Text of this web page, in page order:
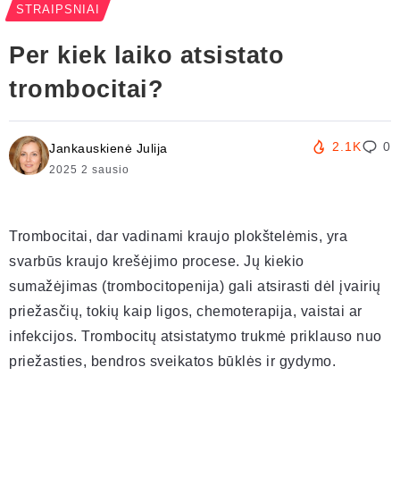
STRAIPSNIAI
Per kiek laiko atsistato
trombocitai?
Jankauskienė Julija
2025 2 sausio
2.1K 0
Trombocitai, dar vadinami kraujo plokštelėmis, yra
svarbūs kraujo krešėjimo procese. Jų kiekio
sumažėjimas (trombocitopenija) gali atsirasti dėl įvairių
priežasčių, tokių kaip ligos, chemoterapija, vaistai ar
infekcijos. Trombocitų atsistatymo trukmė priklauso nuo
priežasties, bendros sveikatos būklės ir gydymo.